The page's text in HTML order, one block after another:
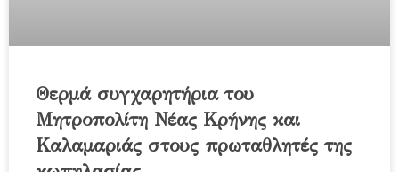
Θερμά συγχαρητήρια του
Μητροπολίτη Νέας Κρήνης και
Καλαμαριάς στους πρωταθλητές της